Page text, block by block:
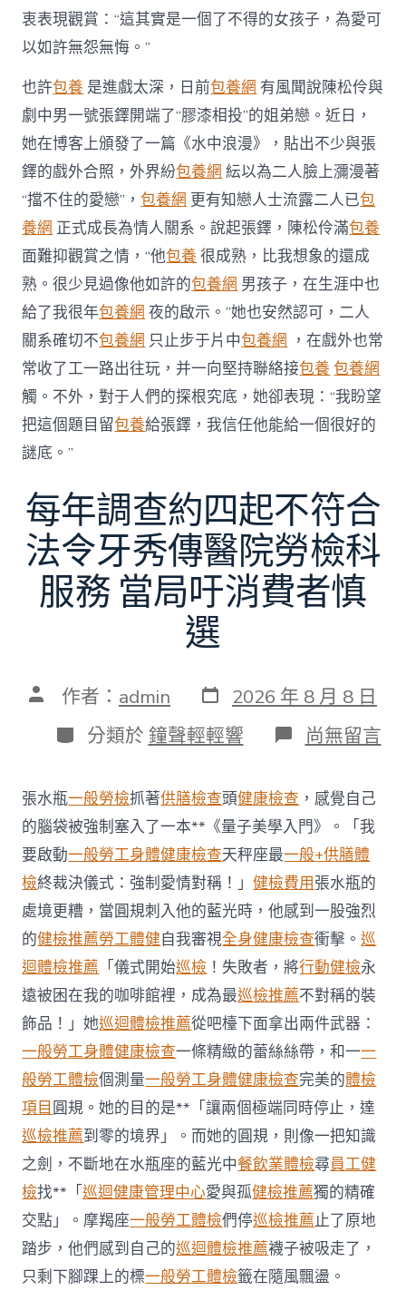
衷表現觀賞：“這其實是一個了不得的女孩子，為愛可
以如許無怨無悔。”
也許包養 是進戲太深，日前包養網 有風聞說陳松伶與
劇中男一號張鐸開端了“膠漆相投”的姐弟戀。近日，
她在博客上頒發了一篇《水中浪漫》，貼出不少與張
鐸的戲外合照，外界紛包養網 紜以為二人臉上瀰漫著
“擋不住的愛戀”，包養網 更有知戀人士流露二人已包
養網 正式成長為情人關系。說起張鐸，陳松伶滿包養
面難抑觀賞之情，“他包養 很成熟，比我想象的還成
熟。很少見過像他如許的包養網 男孩子，在生涯中也
給了我很年包養網 夜的啟示。”她也安然認可，二人
關系確切不包養網 只止步于片中包養網 ，在戲外也常
常收了工一路出往玩，并一向堅持聯絡接包養 包養網
觸。不外，對于人們的探根究底，她卻表現：“我盼望
把這個題目留包養給張鐸，我信任他能給一個很好的
謎底。”
每年調查約四起不符合
法令牙秀傳醫院勞檢科
服務 當局吁消費者慎
選
文 作者： admin 發
表
日
期
2026 年 8 月 8 日
分
類
分類於 鐘聲輕輕響 在
〈每
調
查
約
四
起
不
符
合
法
令
牙
秀
傳
醫
院
勞
檢
科
服
務
當
局
吁
消
費
者
慎
選〉
尚無留言
張水瓶一般勞檢抓著供膳檢查頭健康檢查 ，感覺自己
的腦袋被強制塞入了一本**《量子美學入門》。「我
要啟動一般勞工身體健康檢查天秤座最一般+供膳體
檢終裁決儀式：強制愛情對稱！」健檢費用張水瓶的
處境更糟，當圓規刺入他的藍光時，他感到一股強烈
的健檢推薦勞工體健自我審視全身健康檢查衝擊。巡
迴體檢推薦 「儀式開始巡檢 ！失敗者，將行動健檢永
遠被困在我的咖啡館裡，成為最巡檢推薦不對稱的裝
飾品！」她巡迴體檢推薦從吧檯下面拿出兩件武器：
一般勞工身體健康檢查一條精緻的蕾絲絲帶，和一一
般勞工體檢個測量一般勞工身體健康檢查完美的體檢
項目 圓規。她的目的是**「讓兩個極端同時停止，達
巡檢推薦到零的境界」。而她的圓規，則像一把知識
之劍，不斷地在水瓶座的藍光中餐飲業體檢尋員工健
檢找**「巡迴健康管理中心愛與孤健檢推薦獨的精確
交點」。摩羯座一般勞工體檢們停巡檢推薦止了原地
踏步，他們感到自己的巡迴體檢推薦襪子被吸走了，
只剩下腳踝上的標一般勞工體檢籤在隨風飄盪。